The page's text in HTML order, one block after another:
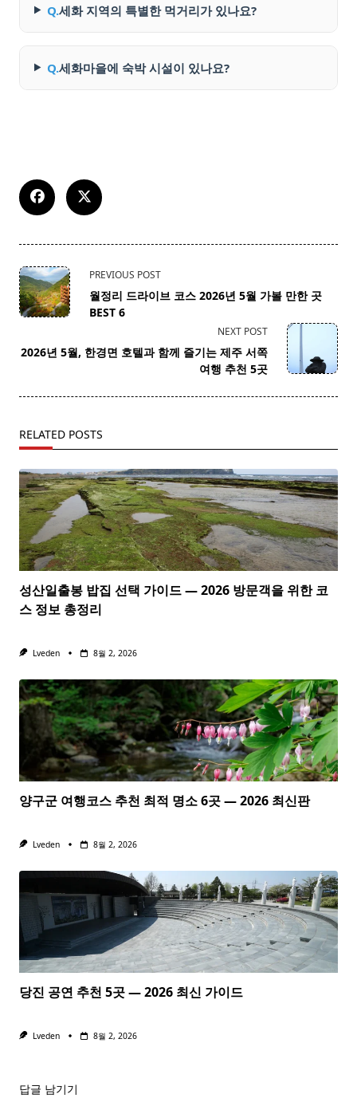
Q.세화 지역의 특별한 먹거리가 있나요?
Q.세화마을에 숙박 시설이 있나요?
<span
class="nav-
subtitle
reader-
PREVIOUS POST
월정리 드라이브 코스 2026년 5월 가볼 만한 곳
BEST 6
NEXT POST
2026년 5월, 한경면 호텔과 함께 즐기는 제주 서쪽
여행 추천 5곳
RELATED POSTS
성산일출봉 밥집 선택 가이드 — 2026 방문객을 위한 코
스 정보 총정리
Lveden 8월 2, 2026
양구군 여행코스 추천 최적 명소 6곳 — 2026 최신판
Lveden 8월 2, 2026
당진 공연 추천 5곳 — 2026 최신 가이드
Lveden 8월 2, 2026
답글 남기기